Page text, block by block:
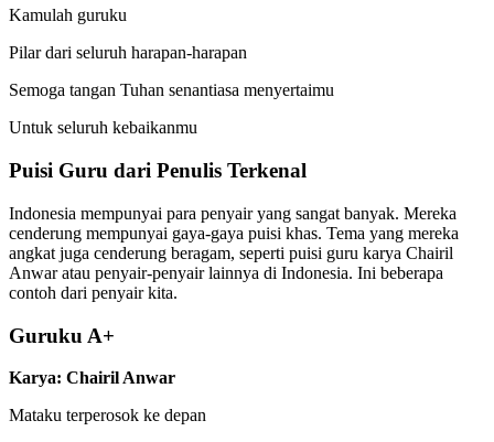
Kamulah guruku
Pilar dari seluruh harapan-harapan
Semoga tangan Tuhan senantiasa menyertaimu
Untuk seluruh kebaikanmu
Puisi Guru dari Penulis Terkenal
Indonesia mempunyai para penyair yang sangat banyak. Mereka
cenderung mempunyai gaya-gaya puisi khas. Tema yang mereka
angkat juga cenderung beragam, seperti puisi guru karya Chairil
Anwar atau penyair-penyair lainnya di Indonesia. Ini beberapa
contoh dari penyair kita.
Guruku A+
Karya: Chairil Anwar
Mataku terperosok ke depan